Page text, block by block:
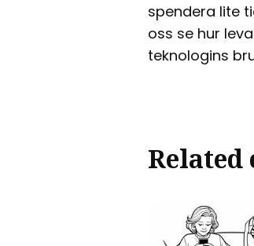
spendera lite
oss se hur
teknologins
Related